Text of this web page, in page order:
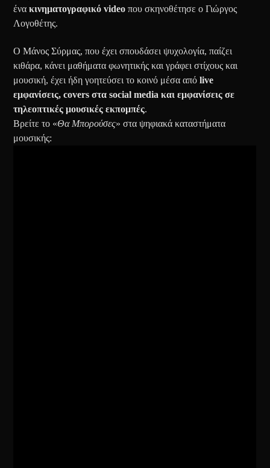
ένα κινηματογραφικό video που σκηνοθέτησε ο Γιώργος
Λογοθέτης.
Ο Μάνος Σύρμας, που έχει σπουδάσει ψυχολογία, παίζει
κιθάρα, κάνει μαθήματα φωνητικής και γράφει στίχους και
μουσική, έχει ήδη γοητεύσει το κοινό μέσα απόlive
εμφανίσεις, covers στα social media και εμφανίσεις σε
τηλεοπτικές μουσικές εκπομπές.
Βρείτε το «Θα Μπορούσες» στα ψηφιακά καταστήματα
μουσικής: